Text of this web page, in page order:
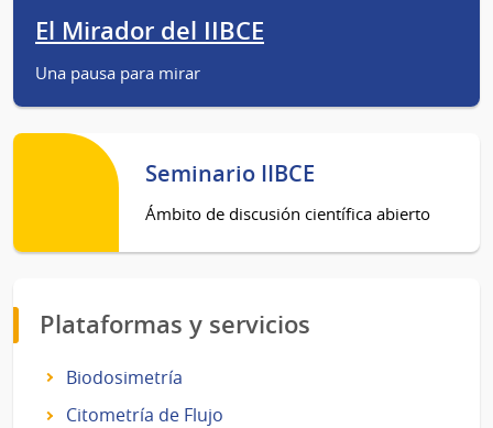
El Mirador del IIBCE
Una pausa para mirar
Seminario IIBCE
Ámbito de discusión científica abierto
Plataformas y servicios
Biodosimetría
Citometría de Flujo